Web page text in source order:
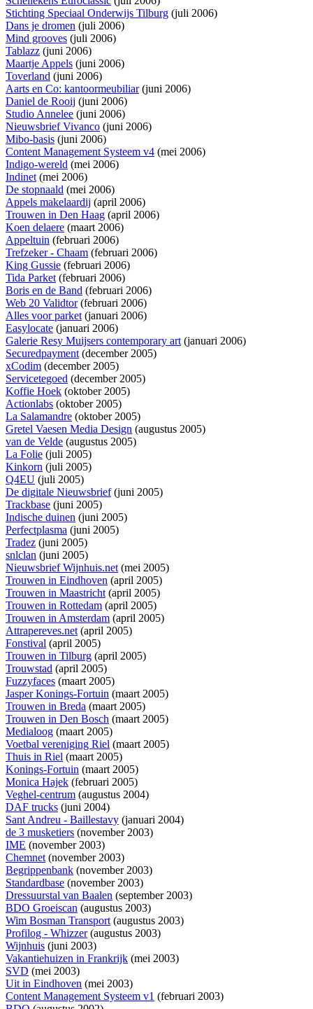
Stichting Speciaal Onderwijs Tilburg (juli 2006)
Dans je dromen (juli 2006)
Mind grooves (juli 2006)
Tablazz (juni 2006)
Maartje Appels (juni 2006)
Toverland (juni 2006)
Aarts en Co: kantoormeubiliar(juni 2006)
Daniel de Rooij (juni 2006)
Studio Annelee (juni 2006)
Nieuwsbrief Vivanco (juni 2006)
Mibo-basis (juni 2006)
Content Management Systeem v4 (mei 2006)
Indigo-wereld (mei 2006)
Indinet(mei 2006)
De stopnaald (mei 2006)
Appels makelaardij (april 2006)
Trouwen in Den Haag (april 2006)
Koen delaere (maart 2006)
Appeltuin (februari 2006)
Trefzeker - Chaam (februari 2006)
King Gussie (februari 2006)
Tida Parket(februari 2006)
Boris en de Band (februari 2006)
Web 20 Validtor(februari 2006)
Alles voor parket(januari 2006)
Easylocate (januari 2006)
Galerie Resy Muijsers contemporary art(januari 2006)
Securedpayment(december 2005)
xCodim (december 2005)
Servicetegoed (december 2005)
Koffie Hoek (oktober 2005)
Actionlabs (oktober 2005)
La Salamandre (oktober 2005)
Gretel Vaesen Media Design (augustus 2005)
van de Velde (augustus 2005)
La Folie (juli 2005)
Kinkorn (juli 2005)
Q4EU (juli 2005)
De digitale Nieuwsbrief(juni 2005)
Trackbase (juni 2005)
Indische duinen (juni 2005)
Perfectplasma (juni 2005)
Tradez (juni 2005)
snlclan (juni 2005)
Nieuwsbrief Wijnhuis.net(mei 2005)
Trouwen in Eindhoven (april 2005)
Trouwen in Maastricht(april 2005)
Trouwen in Rottedam (april 2005)
Trouwen in Amsterdam (april 2005)
Attrapereves.net(april 2005)
Fonstival (april 2005)
Trouwen in Tilburg (april 2005)
Trouwstad (april 2005)
Fuzzyfaces (maart 2005)
Jasper Konings-Fortuin (maart 2005)
Trouwen in Breda (maart 2005)
Trouwen in Den Bosch (maart 2005)
Medialoog (maart 2005)
Voetbal vereniging Riel (maart 2005)
Thuis in Riel (maart 2005)
Konings-Fortuin (maart 2005)
Monica Hajek (februari 2005)
Veghel-centrum (augustus 2004)
DAF trucks (juni 2004)
Sant Andreu - Baillestavy (januari 2004)
de 3 musketiers (november 2003)
IME (november 2003)
Chemnet(november 2003)
Begrippenbank (november 2003)
Standardbase (november 2003)
Dressuurstal van Baalen (september 2003)
BDO Groeiscan (augustus 2003)
Wim Bosman Transport(augustus 2003)
Profilog - Whizzer(augustus 2003)
Wijnhuis (juni 2003)
Vakantiehuizen in Frankrijk (mei 2003)
SVD (mei 2003)
Uit in Eindhoven (mei 2003)
Content Management Systeem v1 (februari 2003)